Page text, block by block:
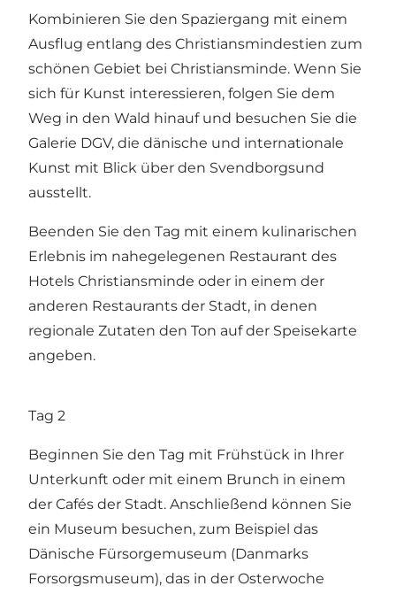
Kombinieren Sie den Spaziergang mit einem
Ausflug entlang des Christiansmindestien zum
schönen Gebiet bei Christiansminde. Wenn Sie
sich für Kunst interessieren, folgen Sie dem
Weg in den Wald hinauf und besuchen Sie die
Galerie DGV, die dänische und internationale
Kunst mit Blick über den Svendborgsund
ausstellt.
Beenden Sie den Tag mit einem kulinarischen
Erlebnis im nahegelegenen Restaurant des
Hotels Christiansminde oder in einem der
anderen Restaurants der Stadt, in denen
regionale Zutaten den Ton auf der Speisekarte
angeben.
Tag 2
Beginnen Sie den Tag mit Frühstück in Ihrer
Unterkunft oder mit einem Brunch in einem
der Cafés der Stadt. Anschließend können Sie
ein Museum besuchen, zum Beispiel das
Dänische Fürsorgemuseum (Danmarks
Forsorgsmuseum), das in der Osterwoche